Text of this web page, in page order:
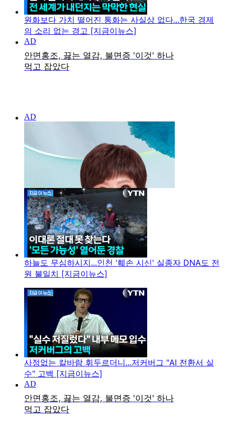
원화보다 가치 떨어진 통화는 사실상 없다...한국 경제
의 소리 없는 경고 [지금이뉴스]
하늘도 무심하시지...인천 '훼손 시신' 실종자 DNA도 전
원 불일치 [지금이뉴스]
사정없는 칼바람 휘두르더니...저커버그 "AI 전환서 실
수" 고백 [지금이뉴스]